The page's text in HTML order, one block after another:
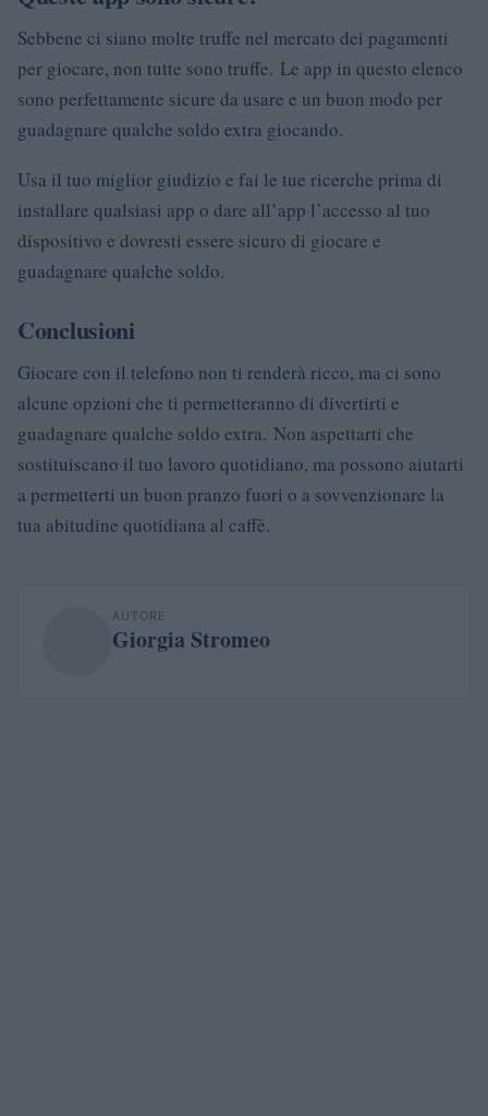
Sebbene ci siano molte truffe nel mercato dei pagamenti
per giocare, non tutte sono truffe. Le app in questo elenco
sono perfettamente sicure da usare e un buon modo per
guadagnare qualche soldo extra giocando.
Usa il tuo miglior giudizio e fai le tue ricerche prima di
installare qualsiasi app o dare all’app l’accesso al tuo
dispositivo e dovresti essere sicuro di giocare e
guadagnare qualche soldo.
Conclusioni
Giocare con il telefono non ti renderà ricco, ma ci sono
alcune opzioni che ti permetteranno di divertirti e
guadagnare qualche soldo extra. Non aspettarti che
sostituiscano il tuo lavoro quotidiano, ma possono aiutarti
a permetterti un buon pranzo fuori o a sovvenzionare la
tua abitudine quotidiana al caffè.
AUTORE
Giorgia Stromeo